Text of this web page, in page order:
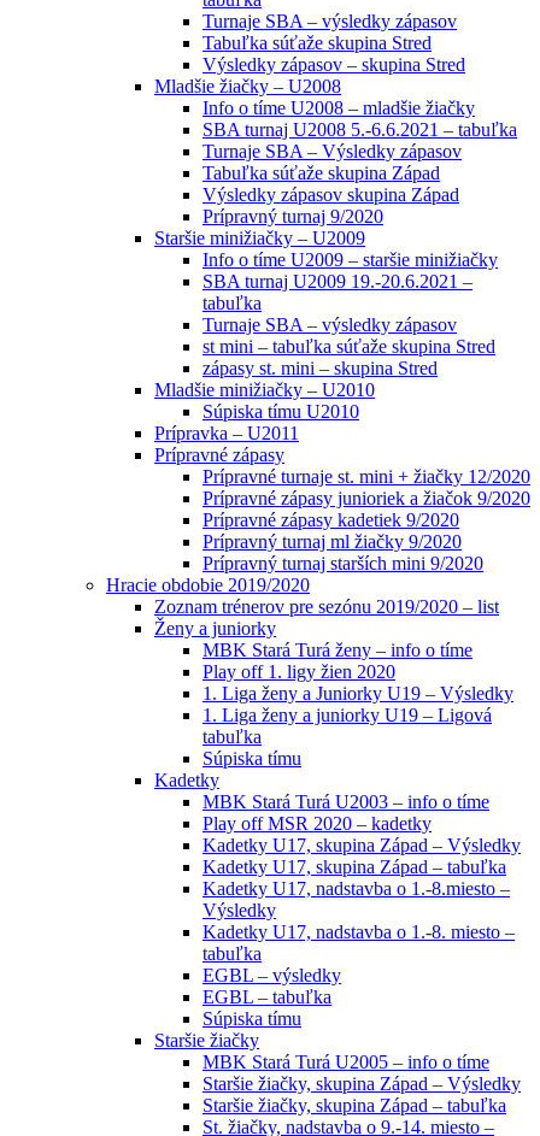
Turnaje SBA – výsledky zápasov
Tabuľka súťaže skupina Stred
Výsledky zápasov – skupina Stred
Mladšie žiačky – U2008
Info o tíme U2008 – mladšie žiačky
SBA turnaj U2008 5.-6.6.2021 – tabuľka
Turnaje SBA – Výsledky zápasov
Tabuľka súťaže skupina Západ
Výsledky zápasov skupina Západ
Prípravný turnaj 9/2020
Staršie minižiačky – U2009
Info o tíme U2009 – staršie minižiačky
SBA turnaj U2009 19.-20.6.2021 –
tabuľka
Turnaje SBA – výsledky zápasov
st mini – tabuľka súťaže skupina Stred
zápasy st. mini – skupina Stred
Mladšie minižiačky – U2010
Súpiska tímu U2010
Prípravka – U2011
Prípravné zápasy
Prípravné turnaje st. mini + žiačky 12/2020
Prípravné zápasy junioriek a žiačok 9/2020
Prípravné zápasy kadetiek 9/2020
Prípravný turnaj ml žiačky 9/2020
Prípravný turnaj starších mini 9/2020
Hracie obdobie 2019/2020
Zoznam trénerov pre sezónu 2019/2020 – list
Ženy a juniorky
MBK Stará Turá ženy – info o tíme
Play off 1. ligy žien 2020
1. Liga ženy a Juniorky U19 – Výsledky
1. Liga ženy a juniorky U19 – Ligová
tabuľka
Súpiska tímu
Kadetky
MBK Stará Turá U2003 – info o tíme
Play off MSR 2020 – kadetky
Kadetky U17, skupina Západ – Výsledky
Kadetky U17, skupina Západ – tabuľka
Kadetky U17, nadstavba o 1.-8.miesto –
Výsledky
Kadetky U17, nadstavba o 1.-8. miesto –
tabuľka
EGBL – výsledky
EGBL – tabuľka
Súpiska tímu
Staršie žiačky
MBK Stará Turá U2005 – info o tíme
Staršie žiačky, skupina Západ – Výsledky
Staršie žiačky, skupina Západ – tabuľka
St. žiačky, nadstavba o 9.-14. miesto –